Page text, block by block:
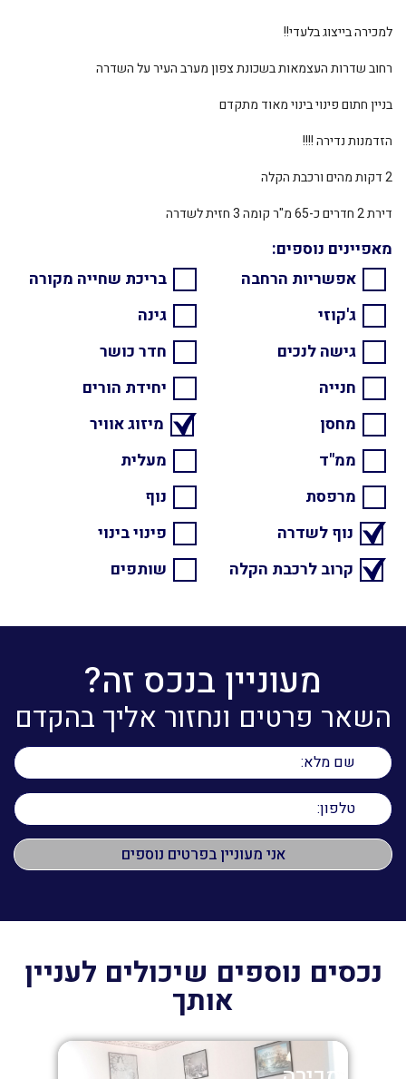
למכירה בייצוג בלעדי!!
רחוב שדרות העצמאות בשכונת צפון מערב העיר על השדרה
בניין חתום פינוי בינוי מאוד מתקדם
הזדמנות נדירה !!!!
2 דקות מהים ורכבת הקלה
דירת 2 חדרים כ-65 מ"ר קומה 3 חזית לשדרה
מאפיינים נוספים:
אפשריות הרחבה
בריכת שחייה מקורה
ג'קוזי
גינה
גישה לנכים
חדר כושר
חנייה
יחידת הורים
מחסן
מיזוג אוויר
ממ"ד
מעלית
מרפסת
נוף
נוף לשדרה
פינוי בינוי
קרוב לרכבת הקלה
שותפים
מעוניין בנכס זה?
השאר פרטים ונחזור אליך בהקדם
נכסים נוספים שיכולים לעניין
אותך